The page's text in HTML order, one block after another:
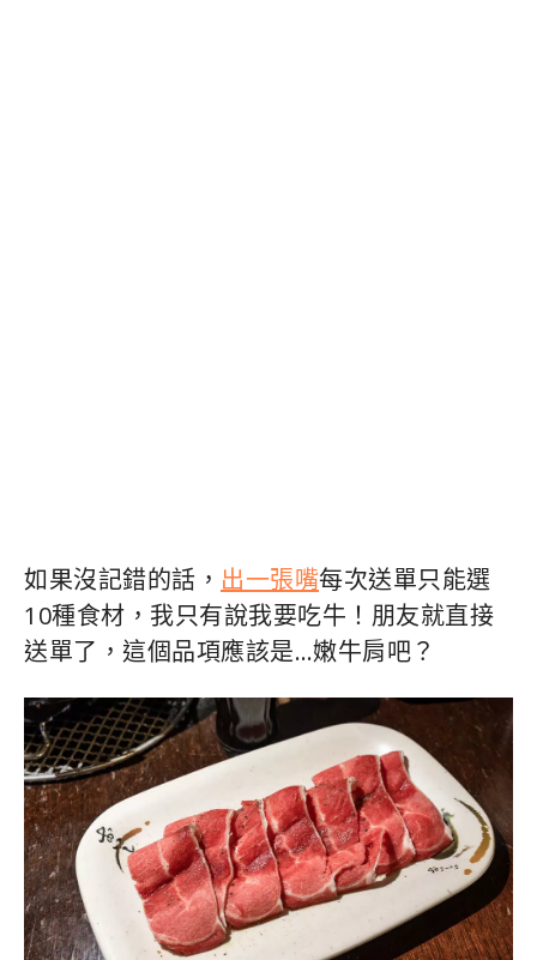
如果沒記錯的話， 出一張嘴每次送單只能選
10種食材，我只有說我要吃牛！朋友就直接
送單了，這個品項應該是…嫩牛肩吧？